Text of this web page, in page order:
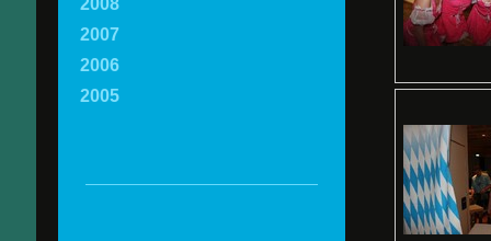
2008
2007
2006
2005